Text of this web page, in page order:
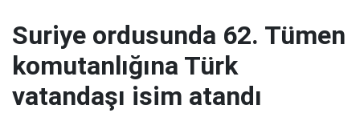
Suriye ordusunda 62. Tümen
komutanlığına Türk
vatandaşı isim atandı